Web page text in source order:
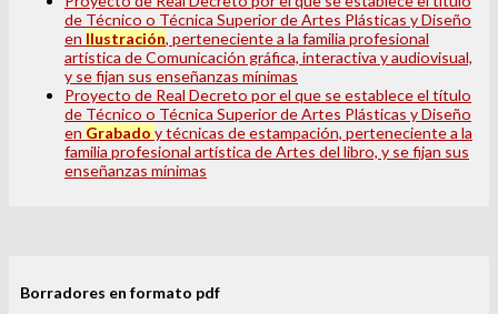
de Técnico o Técnica Superior de Artes Plásticas y Diseño
en Ilustración, perteneciente a la familia profesional
artística de Comunicación gráfica, interactiva y audiovisual,
y se fijan sus enseñanzas mínimas
Proyecto de Real Decreto por el que se establece el título
de Técnico o Técnica Superior de Artes Plásticas y Diseño
en Grabado y técnicas de estampación, perteneciente a la
familia profesional artística de Artes del libro, y se fijan sus
enseñanzas mínimas
Borradores en formato pdf